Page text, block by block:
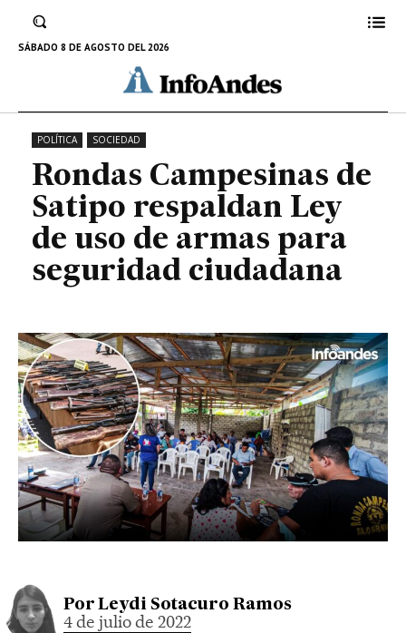
SÁBADO 8 DE AGOSTO DEL 2026
respaldan Ley de uso de armas
para seguridad ciudadana
4 DE JULIO DE 2022
POLÍTICA SOCIEDAD
Rondas Campesinas de
Satipo respaldan Ley
de uso de armas para
seguridad ciudadana
Por Leydi Sotacuro Ramos
4 de julio de 2022